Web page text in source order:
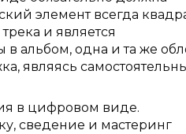
элемент всегда
и является
альбом, одна и та же
являясь
в цифровом виде.
сведение и мастеринг